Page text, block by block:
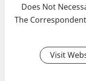
Does Not
The
Visit